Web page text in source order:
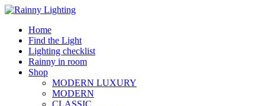
Skip
contentHome
Find the Light
Lighting checklist
Rainny in room
Shop
MODERN LUXURY
MODERN
CLASSIC